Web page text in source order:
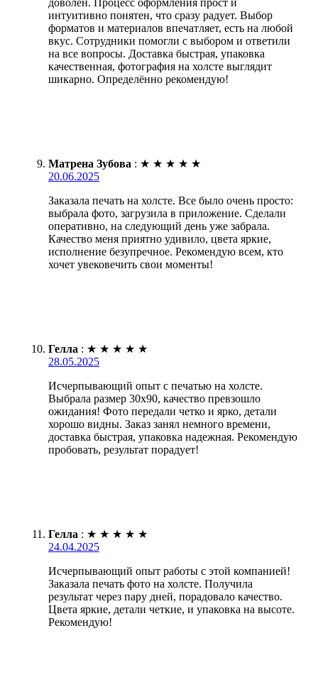
интуитивно понятен, что сразу радует. Выбор
форматов и материалов впечатляет, есть на любой
вкус. Сотрудники помогли с выбором и ответили
на все вопросы. Доставка быстрая, упаковка
качественная, фотография на холсте выглядит
шикарно. Определённо рекомендую!
Матрена Зубова : ★ ★ ★ ★ ★
20.06.2025
Заказала печать на холсте. Все было очень просто:
выбрала фото, загрузила в приложение. Сделали
оперативно, на следующий день уже забрала.
Качество меня приятно удивило, цвета яркие,
исполнение безупречное. Рекомендую всем, кто
хочет увековечить свои моменты!
Гелла : ★ ★ ★ ★ ★
28.05.2025
Исчерпывающий опыт с печатью на холсте.
Выбрала размер 30х90, качество превзошло
ожидания! Фото передали четко и ярко, детали
хорошо видны. Заказ занял немного времени,
доставка быстрая, упаковка надежная. Рекомендую
пробовать, результат порадует!
Гелла : ★ ★ ★ ★ ★
24.04.2025
Исчерпывающий опыт работы с этой компанией!
Заказала печать фото на холсте. Получила
результат через пару дней, порадовало качество.
Цвета яркие, детали четкие, и упаковка на высоте.
Рекомендую!